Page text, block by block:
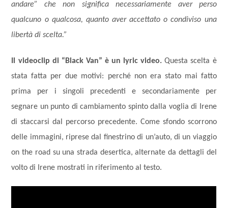
andare” che non significa necessariamente aver perso
qualcuno o qualcosa, quanto aver accettato o condiviso una
libertà di scelta.”
Il videoclip di “Black Van” è un lyric video. Questa scelta è
stata fatta per due motivi: perché non era stato mai fatto
prima per i singoli precedenti e secondariamente per
segnare un punto di cambiamento spinto dalla voglia di Irene
di staccarsi dal percorso precedente. Come sfondo scorrono
delle immagini, riprese dal finestrino di un’auto, di un viaggio
on the road su una strada desertica, alternate da dettagli del
volto di Irene mostrati in riferimento al testo.